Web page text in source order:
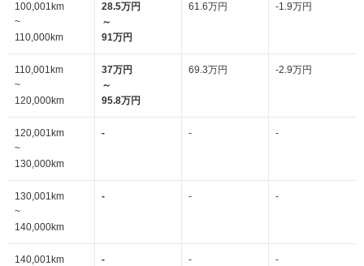
100,001km
~
110,000km
28.5万円
～
91万円
61.6万円 -1.9万円
110,001km
~
120,000km
37万円
～
95.8万円
69.3万円 -2.9万円
120,001km
~
130,000km
- - -
130,001km
~
140,000km
- - -
140,001km
- - -